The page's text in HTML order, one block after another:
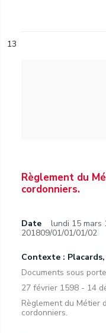
13
Règlement du
cordonniers.
Date lundi 15 mars
201809/01/01/01/02
Contexte :
Documents sous
27 février 1598 - 14
Règlement du Métier
cordonniers.